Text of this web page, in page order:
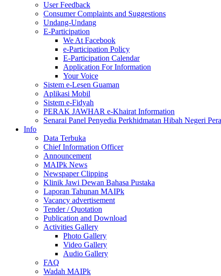
User Feedback
Consumer Complaints and Suggestions
Undang-Undang
E-Participation
We At Facebook
e-Participation Policy
E-Participation Calendar
Application For Information
Your Voice
Sistem e-Lesen Guaman
Aplikasi Mobil
Sistem e-Fidyah
PERAK JAWHAR e-Khairat Information
Senarai Panel Penyedia Perkhidmatan Hibah Negeri
Info
Data Terbuka
Chief Information Officer
Announcement
MAIPk News
Newspaper Clipping
Klinik Jawi Dewan Bahasa Pustaka
Laporan Tahunan MAIPk
Vacancy advertisement
Tender / Quotation
Publication and Download
Activities Gallery
Photo Gallery
Video Gallery
Audio Gallery
FAQ
Wadah MAIPk